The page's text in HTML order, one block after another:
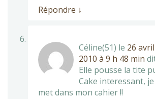
Répondre ↓
Céline(51) le 26 avril
2010 à 9 h 48 min
Elle pousse la tite
Cake interessant,
met dans mon cahier !!